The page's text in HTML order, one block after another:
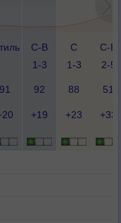
С-В
1-3
С
1-3
С-В
2-5
91 92 88 51
+19 +23 +33